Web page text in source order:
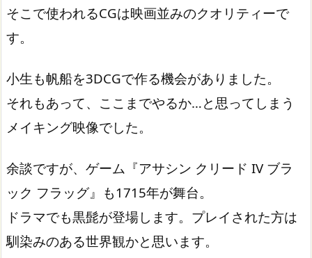
そこで使われるCGは映画並みのクオリティーで
す。
小生も帆船を3DCGで作る機会がありました。
それもあって、ここまでやるか…と思ってしまう
メイキング映像でした。
余談ですが、ゲーム『アサシン クリード IV ブラ
ック フラッグ』も1715年が舞台。
ドラマでも黒髭が登場します。プレイされた方は
馴染みのある世界観かと思います。